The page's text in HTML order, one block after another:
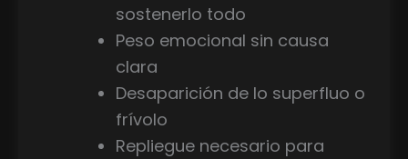
sostenerlo todo
Peso emocional sin causa
clara
Desaparición de lo superfluo o
frívolo
Repliegue necesario para